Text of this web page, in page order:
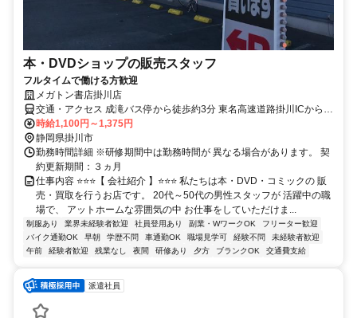
本・DVDショップの販売スタッフ
フルタイムで働ける方歓迎
メガトン書店掛川店
交通・アクセス 成滝バス停から徒歩約3分 東名高速道路掛川ICから車
で約10分
時給1,100円～1,375円
静岡県掛川市
勤務時間詳細 ※研修期間中は勤務時間が 異なる場合があります。 契
約更新期間：３ヵ月
仕事内容 ⭐⭐⭐【 会社紹介 】⭐⭐⭐ 私たちは本・DVD・コミックの 販
売・買取を行うお店です。 20代～50代の男性スタッフが 活躍中の職
場で、 アットホームな雰囲気の中 お仕事をしていただけま...
制服あり 業界未経験者歓迎 社員登用あり 副業・WワークOK
フリーター歓迎
バイク通勤OK
早朝 学歴不問 車通勤OK 職場見学可 経験不問
未経験者歓迎
午前
経験者歓迎 残業なし 夜間 研修あり 夕方 ブランクOK 交通費支給
派遣社員